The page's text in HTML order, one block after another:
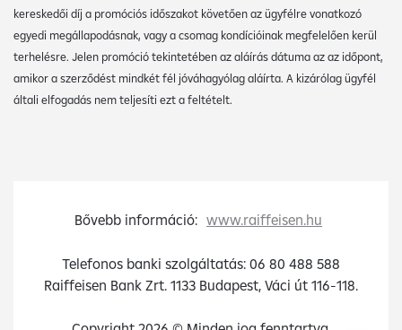
kereskedői díj a promóciós időszakot követően az ügyfélre vonatkozó
egyedi megállapodásnak, vagy a csomag kondícióinak megfelelően kerül
terhelésre. Jelen promóció tekintetében az aláírás dátuma az az időpont,
amikor a szerződést mindkét fél jóváhagyólag aláírta. A kizárólag ügyfél
általi elfogadás nem teljesíti ezt a feltételt.
Bővebb információ: www.raiffeisen.hu
Telefonos banki szolgáltatás: 06 80 488 588
Raiffeisen Bank Zrt. 1133 Budapest, Váci út 116-118.